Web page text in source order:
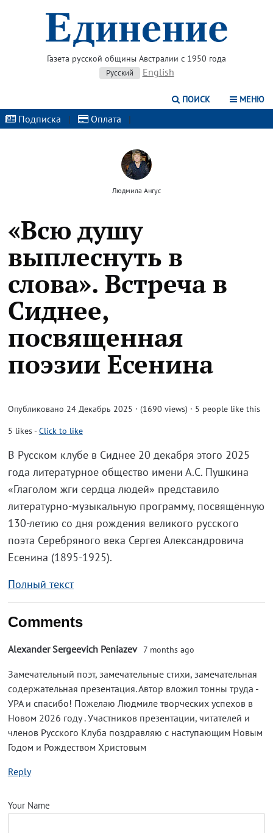
Газета русской общины Австралии с 1950 года
Русский English
ПОИСК МЕНЮ
Подписка | Оплата |
Людмила Ангус
«Всю душу
выплеснуть в
слова». Встреча в
Сиднее,
посвященная
поэзии Есенина
Опубликовано 24 Декабрь 2025 · (1690 views) · 5 people like this
5 likes-Click to like
В Русском клубе в Сиднее 20 декабря этого 2025
года литературное общество имени А.С. Пушкина
«Глаголом жги сердца людей» представило
литературно-музыкальную программу, посвящённую
130-летию со дня рождения великого русского
поэта Серебряного века Сергея Александровича
Есенина (1895-1925).
Полный текст
Comments
Alexander Sergeevich Peniazev 7 months ago
Замечательный поэт, замечательные стихи, замечательная
содержательная презентация. Автор вложил тонны труда -
УРА и спасибо! Пожелаю Людмиле творческих успехов в
Новом 2026 году . Участников презентации, читателей и
членов Русского Клуба поздравляю с наступающим Новым
Годом и Рождеством Христовым
Reply
Your Name